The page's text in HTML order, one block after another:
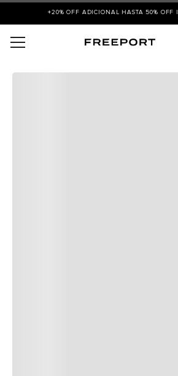
+20% OFF ADICIONAL HASTA 50% OFF |